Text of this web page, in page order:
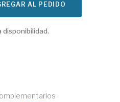
AL PEDIDO
disponibilidad.